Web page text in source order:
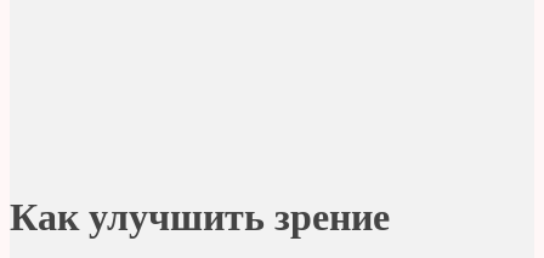
Как улучшить зрение